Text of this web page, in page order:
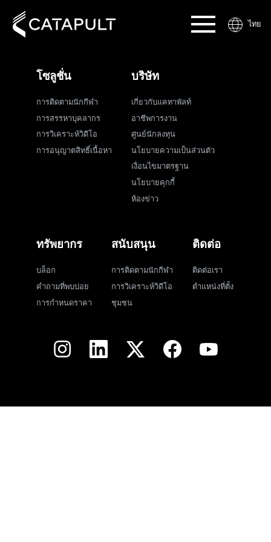
ไทย
โซลูชั่น
การติดตามนักกีฬา
การสรรหาบุคลากร
การวิเคราะห์วิดีโอ
การอนุญาตสิทธิ์เนื้อหา
บริษัท
เกี่ยวกับแคทาพัลท์
อาชีพการงาน
ศูนย์นักลงทุน
นโยบายความเป็นส่วนตัว
เงื่อนไขมาตรฐาน
นโยบายคุกกี้
ห้องข่าว
ทรัพยากร
บล็อก
คำถามที่พบบ่อย
การกำหนดราคา
สนับสนุน
การติดตามนักกีฬา
การวิเคราะห์วิดีโอ
ชุมชน
ติดต่อ
ติดต่อเรา
ตำแหน่งที่ตั้ง